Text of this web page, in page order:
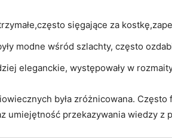
sięgające ​za
modne wśród szlachty, ‌często
eleganckie, występowały w
była zróżnicowana.
umiejętność przekazywania​ wiedzy z